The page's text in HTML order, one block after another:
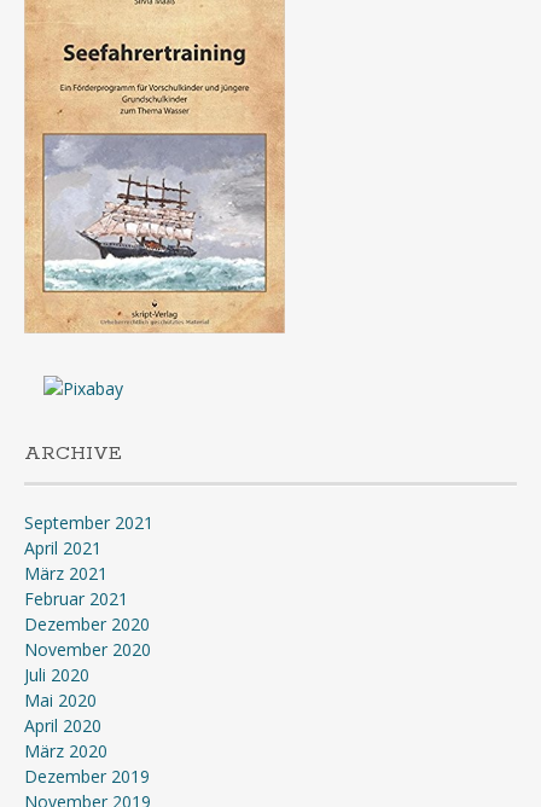
ARCHIVE
September 2021
April 2021
März 2021
Februar 2021
Dezember 2020
November 2020
Juli 2020
Mai 2020
April 2020
März 2020
Dezember 2019
November 2019